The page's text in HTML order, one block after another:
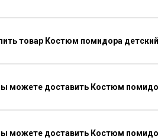
товар Костюм помидора
можете доставить Костюм
можете доставить Костюм